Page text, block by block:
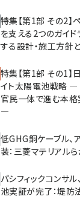
特集【第1部 その2】
を支える2つのガイ
する設計・施工方
特集【第1部 その1】
イト太陽電池戦略 ―
官民一体で進む本格
―
低GHG銅ケーブル、
装：三菱マテリアル
パシフィックコンサ
池実証が完了：堤